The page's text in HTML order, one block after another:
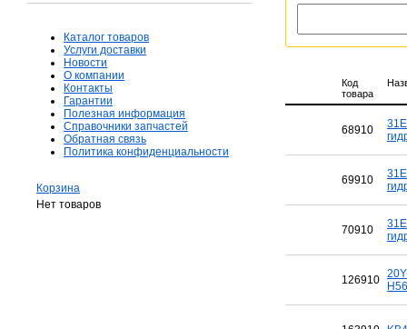
Каталог товаров
Услуги доставки
Новости
О компании
Контакты
Гарантии
Полезная информация
Справочники запчастей
Обратная связь
Политика конфиденциальности
Корзина
Нет товаров
Код
товара
68910
69910
70910
126910